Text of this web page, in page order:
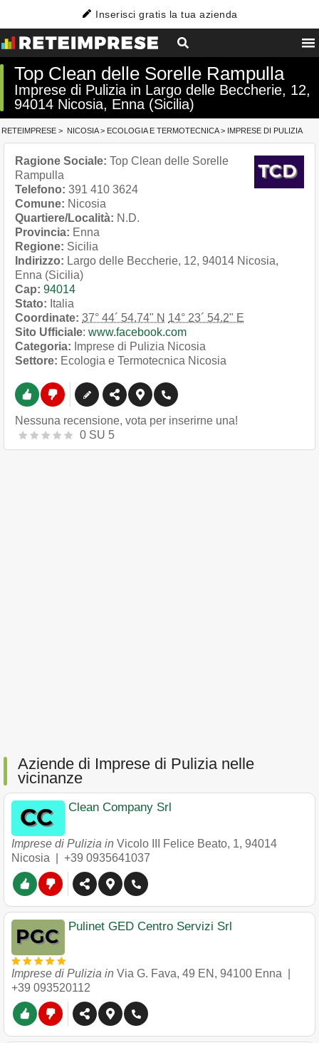
Inserisci gratis la tua azienda
Top Clean delle Sorelle Rampulla
Imprese di Pulizia in Largo delle Beccherie, 12,
94014 Nicosia, Enna (Sicilia)
RETEIMPRESE > NICOSIA> ECOLOGIA E TERMOTECNICA> IMPRESE DI PULIZIA
Ragione Sociale: Top Clean delle Sorelle
Rampulla
Telefono: 391 410 3624
Comune: Nicosia
Quartiere/Località: N.D.
Provincia: Enna
Regione: Sicilia
Indirizzo: Largo delle Beccherie, 12, 94014 Nicosia,
Enna (Sicilia)
Cap: 94014
Stato: Italia
Coordinate: 37° 44´ 54.74" N 14° 23´ 54.2" E
Sito Ufficiale: www.facebook.com
Categoria: Imprese di Pulizia Nicosia
Settore: Ecologia e Termotecnica Nicosia
Nessuna recensione, vota per inserirne una!
0 SU 5
Aziende di Imprese di Pulizia nelle
vicinanze
Clean Company Srl
Imprese di Pulizia in Vicolo III Felice Beato, 1, 94014
Nicosia
+39 0935641037
Pulinet GED Centro Servizi Srl
Imprese di Pulizia in Via G. Fava, 49 EN , 94100 Enna
+39 093520112